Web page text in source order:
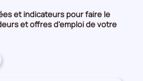
et indicateurs pour faire le
et offres d'emploi de votre